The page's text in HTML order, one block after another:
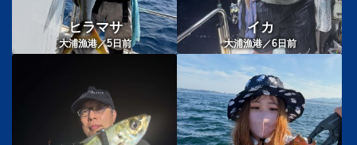
ヒラマサ
大浦漁港／5 日前
イカ
大浦漁港／6 日前